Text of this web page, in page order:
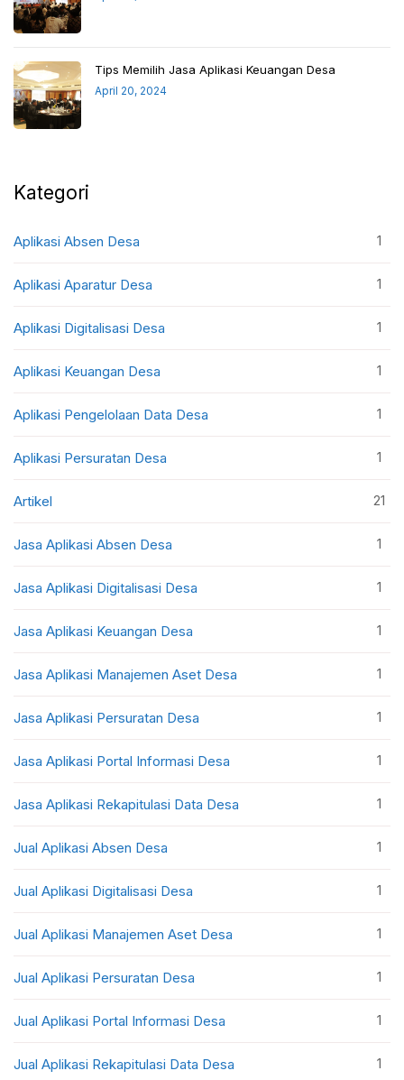
Tips Memilih Jasa Aplikasi Keuangan Desa
April 20, 2024
Kategori
Aplikasi Absen Desa 1
Aplikasi Aparatur Desa 1
Aplikasi Digitalisasi Desa 1
Aplikasi Keuangan Desa 1
Aplikasi Pengelolaan Data Desa 1
Aplikasi Persuratan Desa 1
Artikel 21
Jasa Aplikasi Absen Desa 1
Jasa Aplikasi Digitalisasi Desa 1
Jasa Aplikasi Keuangan Desa 1
Jasa Aplikasi Manajemen Aset Desa 1
Jasa Aplikasi Persuratan Desa 1
Jasa Aplikasi Portal Informasi Desa 1
Jasa Aplikasi Rekapitulasi Data Desa 1
Jual Aplikasi Absen Desa 1
Jual Aplikasi Digitalisasi Desa 1
Jual Aplikasi Manajemen Aset Desa 1
Jual Aplikasi Persuratan Desa 1
Jual Aplikasi Portal Informasi Desa 1
Jual Aplikasi Rekapitulasi Data Desa 1